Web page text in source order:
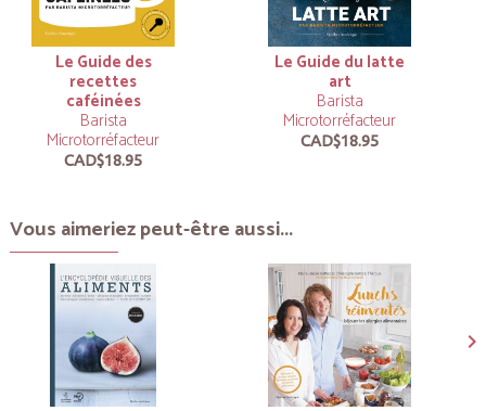
Le Guide des
recettes
caféinées
Barista
Microtorréfacteur
CAD$18.95
Le Guide du latte
art
Barista
Microtorréfacteur
CAD$18.95
Vous aimeriez peut-être aussi...